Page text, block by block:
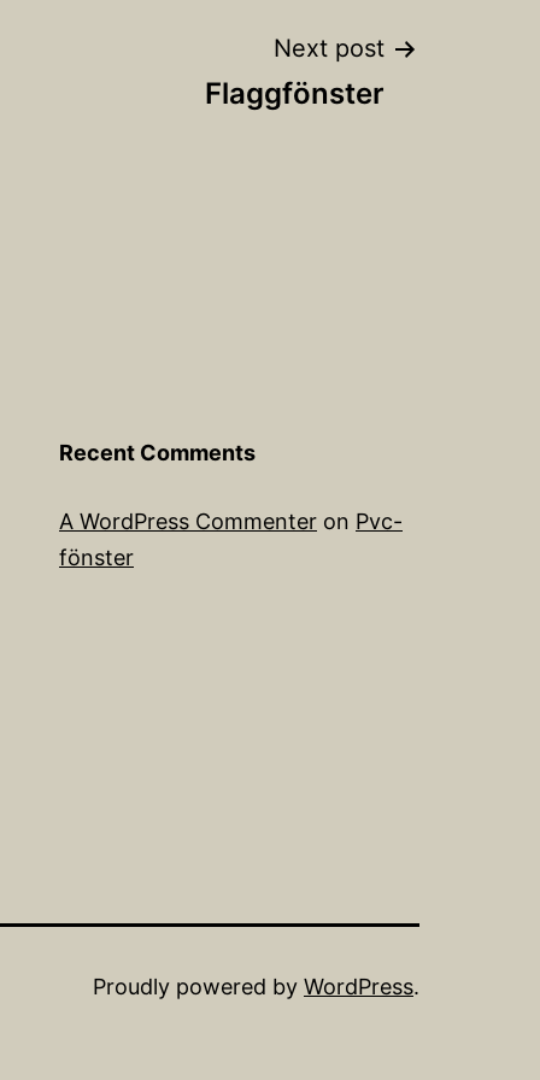
Next post
Flaggfönster
Recent Comments
A WordPress Commenter on Pvc-
fönster
Proudly powered by WordPress.